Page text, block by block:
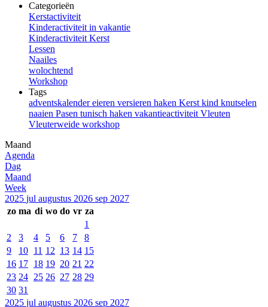
Categorieën
Kerstactiviteit
Kinderactiviteit in vakantie
Kinderactiviteit Kerst
Lessen
Naailes
wolochtend
Workshop
Tags
adventskalendereieren versieren haken Kerst kind knutselen
naaien Pasen tunisch haken vakantieactiviteit Vleuten
Vleuterweide workshop
Maand
Agenda
Dag
Maand
Week
2025 jul augustus 2026 sep 2027
zo ma di wo do vr za
1
2
3 4 5 6 7
8
9
10 11 12 13 14 15
16 17 18 19 20 21 22
23 24 25 26 27 28 29
30 31
2025 jul augustus 2026 sep 2027